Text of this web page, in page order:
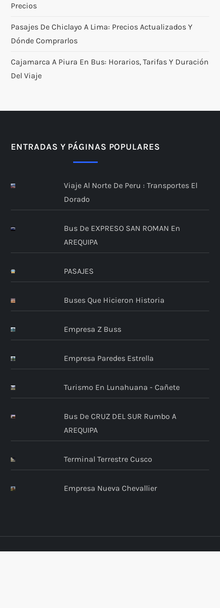
Precios
Pasajes De Chiclayo A Lima: Precios Actualizados Y
Dónde Comprarlos
Cajamarca A Piura En Bus: Horarios, Tarifas Y Duración
Del Viaje
ENTRADAS Y PÁGINAS POPULARES
Viaje Al Norte De Peru : Transportes El
Dorado
Bus De EXPRESO SAN ROMAN En
AREQUIPA
PASAJES
Buses Que Hicieron Historia
Empresa Z Buss
Empresa Paredes Estrella
Turismo En Lunahuana - Cañete
Bus De CRUZ DEL SUR Rumbo A
AREQUIPA
Terminal Terrestre Cusco
Empresa Nueva Chevallier